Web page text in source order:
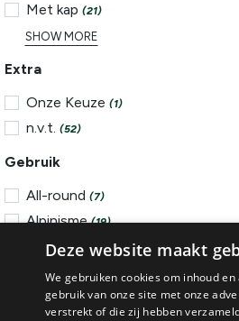
Met kap (21)
SHOW MORE
Extra
Onze Keuze (1)
n.v.t. (52)
Gebruik
All-round (7)
Alpinisme (19)
Klimmen (21)
Ski & Tourski
Trailrunning (2)
Deze website maakt
We gebruiken cookies om inhoud
gebruik van onze site met onze
verstrekt of die zij hebben